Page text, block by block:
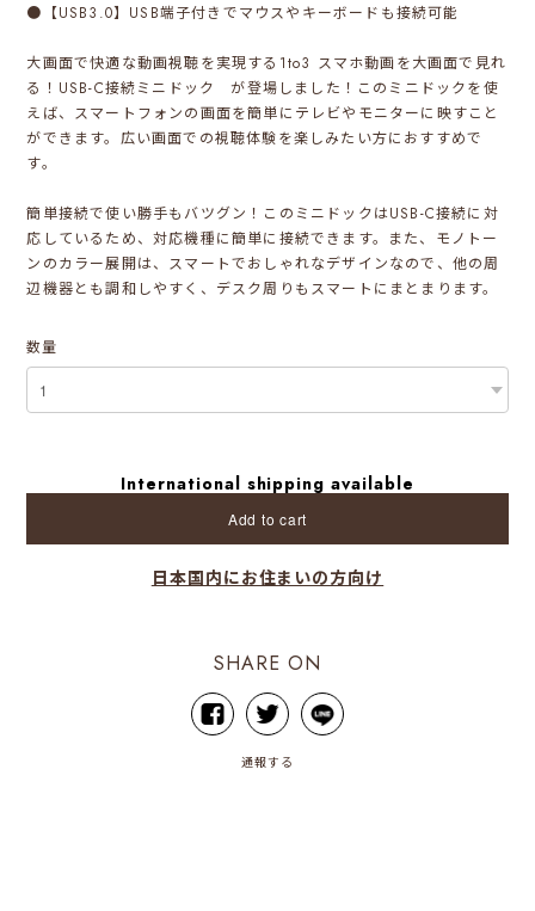
●【USB3.0】USB端子付きでマウスやキーボードも接続可能
大画面で快適な動画視聴を実現する1to3 スマホ動画を大画面で見れ
る！USB-C接続ミニドック が登場しました！このミニドックを使
えば、スマートフォンの画面を簡単にテレビやモニターに映すこと
ができます。広い画面での視聴体験を楽しみたい方におすすめで
す。
簡単接続で使い勝手もバツグン！このミニドックはUSB-C接続に対
応しているため、対応機種に簡単に接続できます。また、モノトー
ンのカラー展開は、スマートでおしゃれなデザインなので、他の周
辺機器とも調和しやすく、デスク周りもスマートにまとまります。
数量
International shipping available
Add to cart
日本国内にお住まいの方向け
SHARE ON
通報する